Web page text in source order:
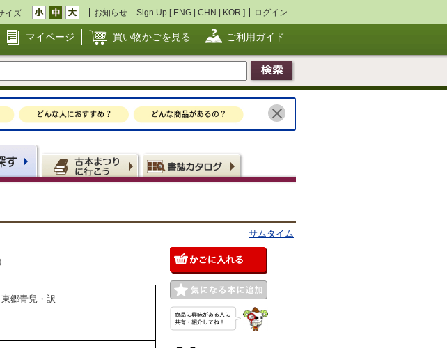
イズ お知らせ Sign Up [ ENG | CHN | KOR ] ログイン
マイページ 買い物かごを見る ご利用ガイド
サムタイム
郷青兒・訳